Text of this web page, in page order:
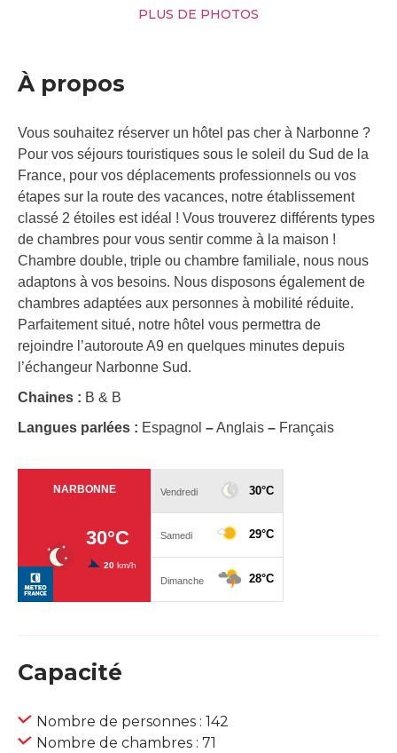
PLUS DE PHOTOS
À propos
Vous souhaitez réserver un hôtel pas cher à Narbonne ?
Pour vos séjours touristiques sous le soleil du Sud de la
France, pour vos déplacements professionnels ou vos
étapes sur la route des vacances, notre établissement
classé 2 étoiles est idéal ! Vous trouverez différents types
de chambres pour vous sentir comme à la maison !
Chambre double, triple ou chambre familiale, nous nous
adaptons à vos besoins. Nous disposons également de
chambres adaptées aux personnes à mobilité réduite.
Parfaitement situé, notre hôtel vous permettra de
rejoindre l’autoroute A9 en quelques minutes depuis
l’échangeur Narbonne Sud.
Chaines : B & B
Langues parlées : Espagnol –Anglais – Français
Capacité
Nombre de personnes : 142
Nombre de chambres : 71